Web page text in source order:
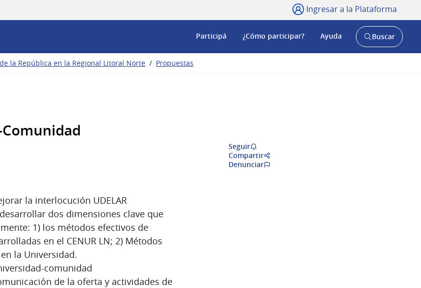
Ingresar a la Plataforma
Participá ¿Cómo participar? Ayuda
AbrirBuscar
la República en la Regional Litoral Norte / Propuestas
la interlocución UDELAR
dos dimensiones clave que
1) los métodos efectivos de
en el CENUR LN; 2) Métodos
la Universidad.
comunidad
de la oferta y actividades de
Seguir
Compartir
Denunciar